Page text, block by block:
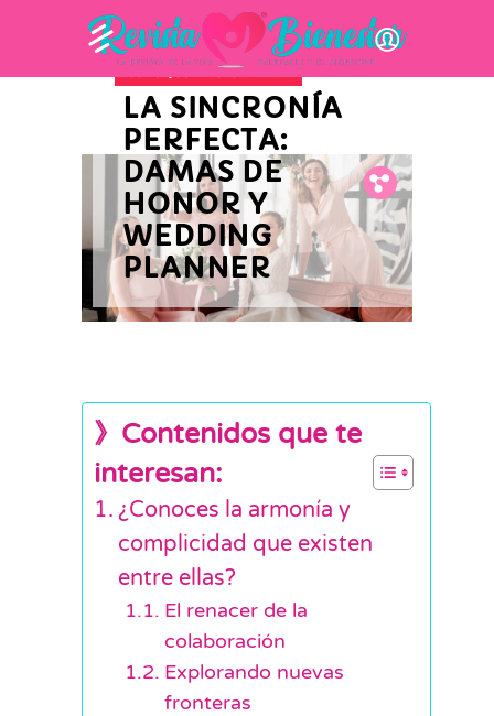
Fb.
Tw.
Pin.
CONSEJOS Y ACTUALIDAD
LA SINCRONÍA
PERFECTA:
DAMAS DE
HONOR Y
WEDDING
PLANNER
》Contenidos que te
interesan:
¿Conoces la armonía y
complicidad que existen
entre ellas?
El renacer de la
colaboración
Explorando nuevas
fronteras